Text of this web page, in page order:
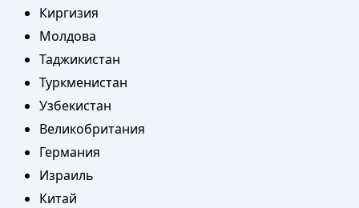
Киргизия
Молдова
Таджикистан
Туркменистан
Узбекистан
Великобритания
Германия
Израиль
Китай